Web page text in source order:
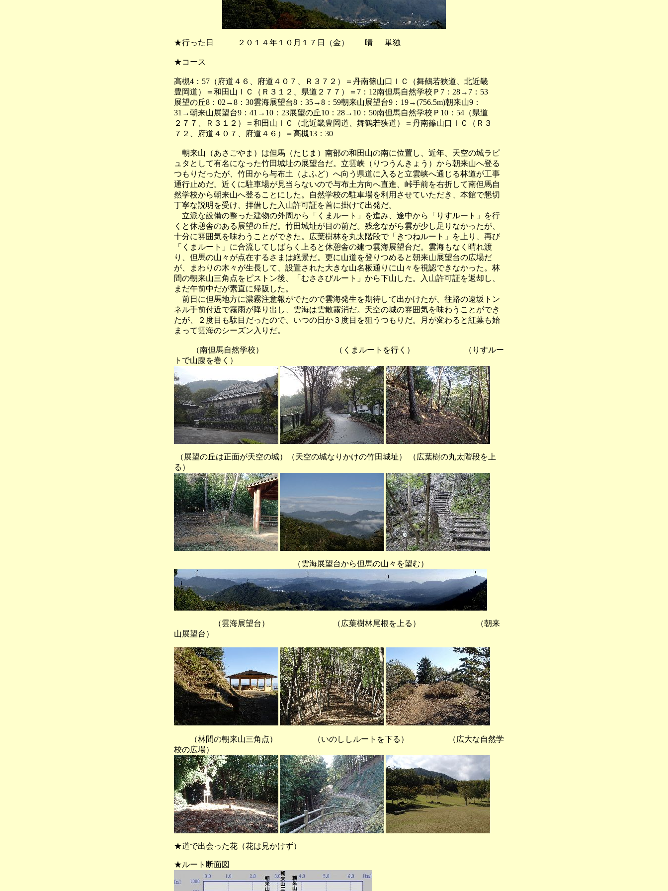
★行った日 ２０１４年１０月１７日（金） 晴 単独
★コース
高槻4：57（府道４６、府道４０７、Ｒ３７２）＝丹南篠山口ＩＣ（舞鶴若狭道、北近畿
豊岡道）＝和田山ＩＣ（Ｒ３１２、県道２７７）＝7：12南但馬自然学校Ｐ7：28→7：53
展望の丘8：02→8：30雲海展望台8：35→8：59朝来山展望台9：19→(756.5m)朝来山9：
31→朝来山展望台9：41→10：23展望の丘10：28→10：50南但馬自然学校Ｐ10：54（県道
２７７、Ｒ３１２）＝和田山ＩＣ（北近畿豊岡道、舞鶴若狭道）＝丹南篠山口ＩＣ（Ｒ３
７２、府道４０７、府道４６）＝高槻13：30
朝来山（あさごやま）は但馬（たじま）南部の和田山の南に位置し、近年、天空の城ラピ
ュタとして有名になった竹田城址の展望台だ。立雲峡（りつうんきょう）から朝来山へ登る
つもりだったが、竹田から与布土（よふど）へ向う県道に入ると立雲峡へ通じる林道が工事
通行止めだ。近くに駐車場が見当らないので与布土方向へ直進、峠手前を右折して南但馬自
然学校から朝来山へ登ることにした。自然学校の駐車場を利用させていただき、本館で懇切
丁寧な説明を受け、拝借した入山許可証を首に掛けて出発だ。
立派な設備の整った建物の外周から「くまルート」を進み、途中から「りすルート」を行
くと休憩舎のある展望の丘だ。竹田城址が目の前だ。残念ながら雲が少し足りなかったが、
十分に雰囲気を味わうことができた。広葉樹林を丸太階段で「きつねルート」を上り、再び
「くまルート」に合流してしばらく上ると休憩舎の建つ雲海展望台だ。雲海もなく晴れ渡
り、但馬の山々が点在するさまは絶景だ。更に山道を登りつめると朝来山展望台の広場だ
が、まわりの木々が生長して、設置された大きな山名板通りに山々を視認できなかった。林
間の朝来山三角点をピストン後、「むささびルート」から下山した。入山許可証を返却し、
まだ午前中だが素直に帰阪した。
前日に但馬地方に濃霧注意報がでたので雲海発生を期待して出かけたが、往路の遠坂トン
ネル手前付近で霧雨が降り出し、雲海は雲散霧消だ。天空の城の雰囲気を味わうことができ
たが、２度目も駄目だったので、いつの日か３度目を狙うつもりだ。月が変わると紅葉も始
まって雲海のシーズン入りだ。
（南但馬自然学校） （くまルートを行く） （りすルー
トで山腹を巻く）
（展望の丘は正面が天空の城）（天空の城なりかけの竹田城址） （広葉樹の丸太階段を上
る）
（雲海展望台から但馬の山々を望む）
（雲海展望台） （広葉樹林尾根を上る） （朝来
山展望台）
（林間の朝来山三角点） （いのししルートを下る） （広大な自然学
校の広場）
★道で出会った花（花は見かけず）
★ルート断面図